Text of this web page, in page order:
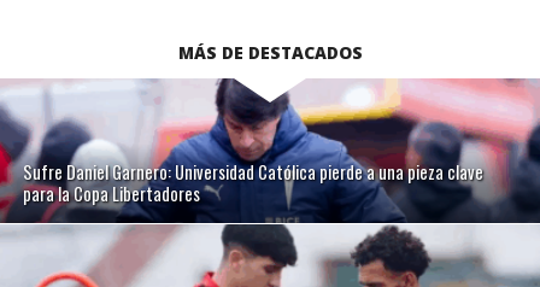
MÁS DE DESTACADOS
Sufre Daniel Garnero: Universidad Católica pierde a una pieza clave
para la Copa Libertadores